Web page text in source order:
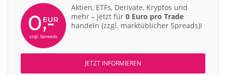
Aktien, ETFs, Derivate, Kryptos und
mehr – jetzt für 0 Euro pro Trade
handeln (zzgl. marktüblicher Spreads)!
JETZT INFORMIEREN